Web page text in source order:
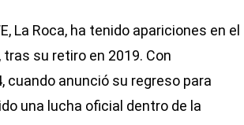
La Roca, ha tenido apariciones en el
su retiro en 2019. Con
cuando anunció su regreso para
una lucha oficial dentro de la